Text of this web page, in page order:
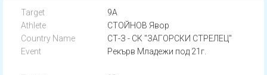
9A
СТОЙНОВ Явор
СТ-З - СК "ЗАГОРСКИ СТРЕЛЕЦ"
Рекърв Младежи под 21г.